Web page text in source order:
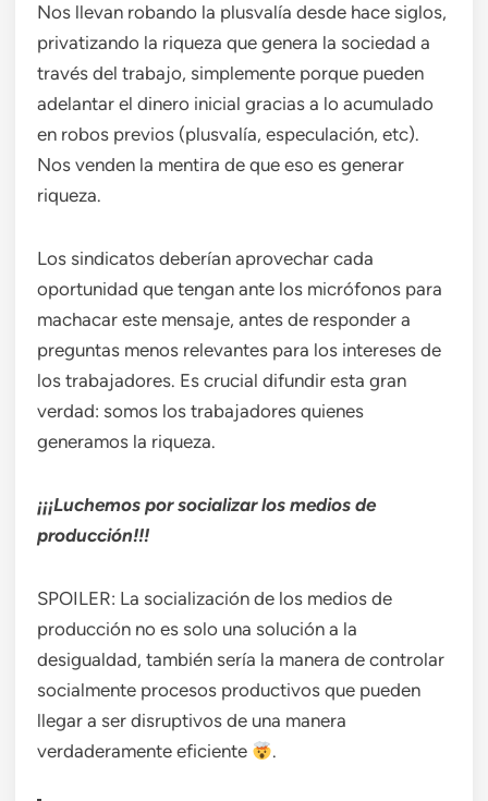
Nos llevan robando la plusvalía desde hace siglos,
privatizando la riqueza que genera la sociedad a
través del trabajo, simplemente porque pueden
adelantar el dinero inicial gracias a lo acumulado
en robos previos (plusvalía, especulación, etc).
Nos venden la mentira de que eso es generar
riqueza.
Los sindicatos deberían aprovechar cada
oportunidad que tengan ante los micrófonos para
machacar este mensaje, antes de responder a
preguntas menos relevantes para los intereses de
los trabajadores. Es crucial difundir esta gran
verdad: somos los trabajadores quienes
generamos la riqueza.
¡¡¡Luchemos por socializar los medios de
producción!!!
SPOILER: La socialización de los medios de
producción no es solo una solución a la
desigualdad, también sería la manera de controlar
socialmente procesos productivos que pueden
llegar a ser disruptivos de una manera
verdaderamente eficiente
.